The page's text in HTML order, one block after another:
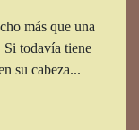
más que una
Si todavía tiene
su cabeza...